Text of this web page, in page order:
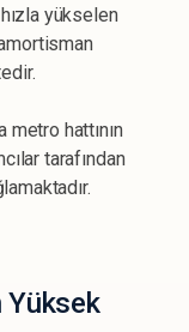
yükselen
metro hattının
tarafından
Yüksek